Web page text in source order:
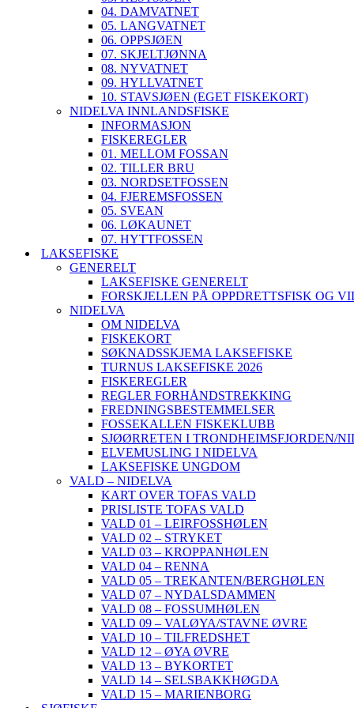
04. DAMVATNET
05. LANGVATNET
06. OPPSJØEN
07. SKJELTJØNNA
08. NYVATNET
09. HYLLVATNET
10. STAVSJØEN (EGET FISKEKORT)
NIDELVA INNLANDSFISKE
INFORMASJON
FISKEREGLER
01. MELLOM FOSSAN
02. TILLER BRU
03. NORDSETFOSSEN
04. FJEREMSFOSSEN
05. SVEAN
06. LØKAUNET
07. HYTTFOSSEN
LAKSEFISKE
GENERELT
LAKSEFISKE GENERELT
FORSKJELLEN PÅ OPPDRETTSFISK OG
NIDELVA
OM NIDELVA
FISKEKORT
SØKNADSSKJEMA LAKSEFISKE
TURNUS LAKSEFISKE 2026
FISKEREGLER
REGLER FORHÅNDSTREKKING
FREDNINGSBESTEMMELSER
FOSSEKALLEN FISKEKLUBB
SJØØRRETEN I TRONDHEIMSFJORDEN/
ELVEMUSLING I NIDELVA
LAKSEFISKE UNGDOM
VALD – NIDELVA
KART OVER TOFAS VALD
PRISLISTE TOFAS VALD
VALD 01 – LEIRFOSSHØLEN
VALD 02 – STRYKET
VALD 03 – KROPPANHØLEN
VALD 04 – RENNA
VALD 05 – TREKANTEN/BERGHØLEN
VALD 07 – NYDALSDAMMEN
VALD 08 – FOSSUMHØLEN
VALD 09 – VALØYA/STAVNE ØVRE
VALD 10 – TILFREDSHET
VALD 12 – ØYA ØVRE
VALD 13 – BYKORTET
VALD 14 – SELSBAKKHØGDA
VALD 15 – MARIENBORG